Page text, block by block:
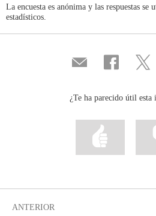
La encuesta es anónima y las respuestas
estadísticos.
Compartir
por
Compartir
en
en
¿Te ha parecido útil esta
ANTERIOR